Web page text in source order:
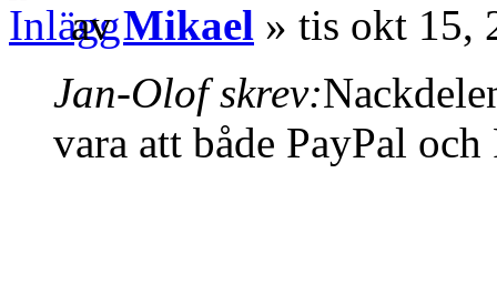
avMikael » tis okt 15,
Jan-Olof skrev:
vara att både PayPal